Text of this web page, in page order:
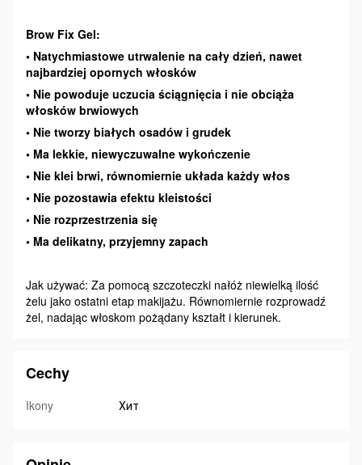
Brow Fix Gel:
• Natychmiastowe utrwalenie na cały dzień, nawet
najbardziej opornych włosków
• Nie powoduje uczucia ściągnięcia i nie obciąża
włosków brwiowych
• Nie tworzy białych osadów i grudek
• Ma lekkie, niewyczuwalne wykończenie
• Nie klei brwi, równomiernie układa każdy włos
• Nie pozostawia efektu kleistości
• Nie rozprzestrzenia się
• Ma delikatny, przyjemny zapach
Jak używać: Za pomocą szczoteczki nałóż niewielką ilość
żelu jako ostatni etap makijażu. Równomiernie rozprowadź
żel, nadając włoskom pożądany kształt i kierunek.
Cechy
Ikony Хит